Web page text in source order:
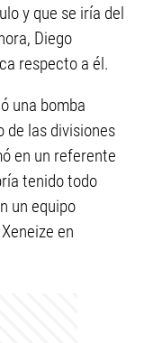
y que se iría del
Diego
respecto a él.
una bomba
de las divisiones
en un referente
tenido todo
un equipo
en